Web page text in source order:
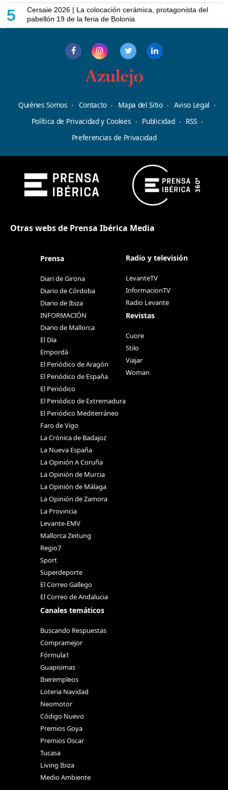
5
Cersaie 2026 | La colocación cerámica, protagonista del
pabellón 19 de la feria de Bolonia
Quiénes Somos Contacto Mapa del Sitio
Aviso Legal
Política de Privacidad y Cookies
Publicidad
RSS
Preferencias de Privacidad
Otras webs de Prensa Ibérica Media
Prensa
Diari de Girona
Diario de Córdoba
Diario de Ibiza
INFORMACIÓN
Diario de Mallorca
El Día
Empordà
El Periódico de Aragón
El Periódico de España
El Periódico
El Periódico de Extremadura
El Periódico Mediterráneo
Faro de Vigo
La Crónica de Badajoz
La Nueva España
La Opinión A Coruña
La Opinión de Murcia
La Opinión de Málaga
La Opinión de Zamora
La Provincia
Levante-EMV
Mallorca Zeitung
Regio7
Sport
Superdeporte
El Correo Gallego
El Correo de Andalucia
Canales temáticos
Buscando Respuestas
Compramejor
Fórmula1
Guapisimas
Iberempleos
Loteria Navidad
Neomotor
Código Nuevo
Premios Goya
Premios Oscar
Tucasa
Living Ibiza
Medio Ambiente
Radio y televisión
LevanteTV
InformacionTV
Radio Levante
Revistas
Cuore
Stilo
Viajar
Woman